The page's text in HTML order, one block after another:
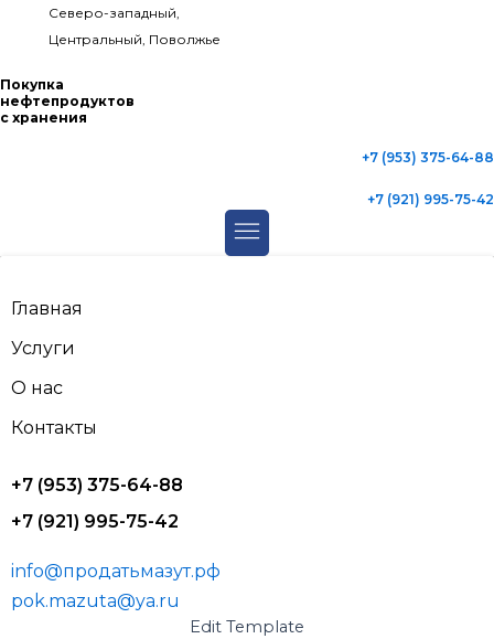
Северо-западный,
Центральный, Поволжье
Покупка
нефтепродуктов
с хранения
+7 (953) 375-64-88
+7 (921) 995-75-42
Главная
Услуги
О нас
Контакты
+7 (953) 375-64-88
+7 (921) 995-75-42
info@продатьмазут.рф
pok.mazuta@ya.ru
Edit Template